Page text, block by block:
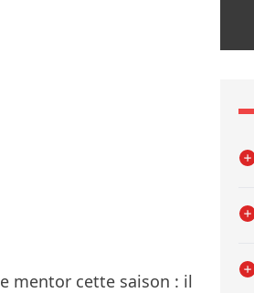
mentor cette saison : il